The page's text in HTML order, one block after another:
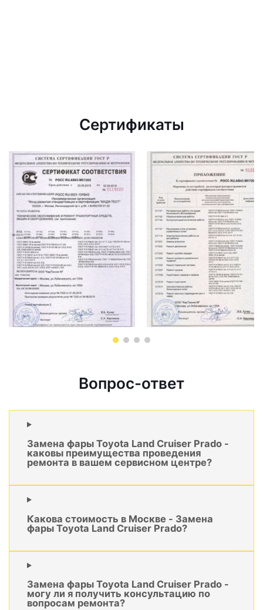
Сертификаты
Вопрос-ответ
Замена фары Toyota Land Cruiser Prado -
каковы преимущества проведения
ремонта в вашем сервисном центре?
Какова стоимость в Москве - Замена
фары Toyota Land Cruiser Prado?
Замена фары Toyota Land Cruiser Prado -
могу ли я получить консультацию по
вопросам ремонта?